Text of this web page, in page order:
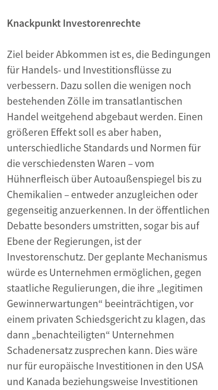
Knackpunkt Investorenrechte
Ziel beider Abkommen ist es, die Bedingungen
für Handels- und Investitionsflüsse zu
verbessern. Dazu sollen die wenigen noch
bestehenden Zölle im transatlantischen
Handel weitgehend abgebaut werden. Einen
größeren Effekt soll es aber haben,
unterschiedliche Standards und Normen für
die verschiedensten Waren – vom
Hühnerfleisch über Autoaußenspiegel bis zu
Chemikalien – entweder anzugleichen oder
gegenseitig anzuerkennen. In der öffentlichen
Debatte besonders umstritten, sogar bis auf
Ebene der Regierungen, ist der
Investorenschutz. Der geplante Mechanismus
würde es Unternehmen ermöglichen, gegen
staatliche Regulierungen, die ihre „legitimen
Gewinnerwartungen“ beeinträchtigen, vor
einem privaten Schiedsgericht zu klagen, das
dann „benachteiligten“ Unternehmen
Schadenersatz zusprechen kann. Dies wäre
nur für europäische Investitionen in den USA
und Kanada beziehungsweise Investitionen